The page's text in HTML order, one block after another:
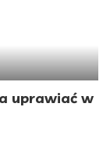
uprawiać w